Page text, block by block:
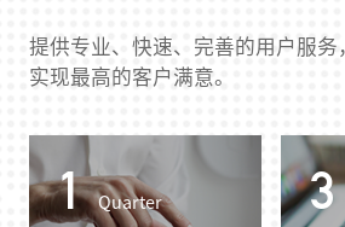
提供专业、快速、完善的用户服务
实现最高的客户满意。
1 Quarter 3